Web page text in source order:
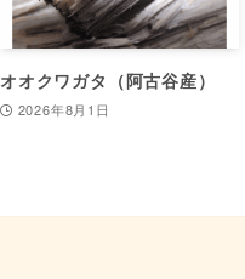
オオクワガタ（阿古谷産）
2026年8月1日